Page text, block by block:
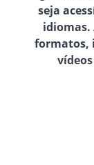
seja
idiomas.
formatos,